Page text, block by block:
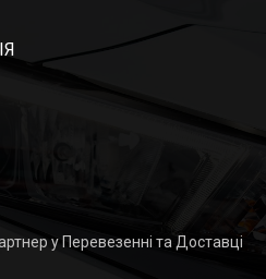
у Перевезенні та Доставці